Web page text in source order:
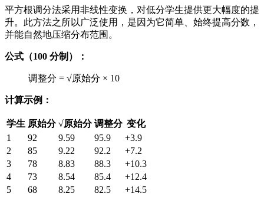
平方根调分法采用非线性变换，对低分学生提供更大幅度的提
升。此方法之所以广泛使用，是因为它简单、始终提高分数，
并能自然地压缩分布范围。
公式（100 分制）：
调整分 = √原始分 × 10
计算示例：
学生 原始分 √原始分 调整分 变化
1
92 9.59 95.9
+3.9
2
85 9.22 92.2
+7.2
3
78 8.83 88.3
+10.3
4
73 8.54 85.4
+12.4
5
68 8.25 82.5
+14.5